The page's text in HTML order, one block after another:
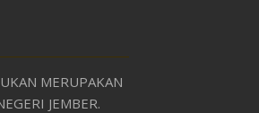
MERUPAKAN
JEMBER.